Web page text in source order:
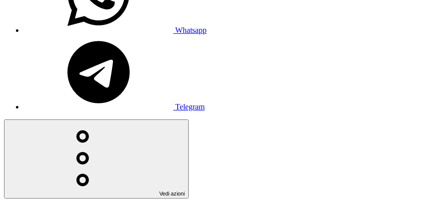
Whatsapp
Telegram
Vedi azioni